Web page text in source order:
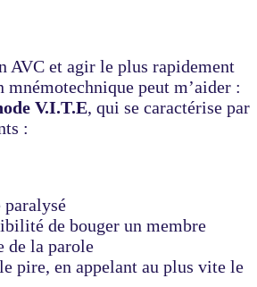
AVC et agir le plus rapidement
mnémotechnique peut m’aider :
V.I.T.E, qui se caractérise par
:
de bouger un membre
de la parole
pire, en appelant au plus vite le